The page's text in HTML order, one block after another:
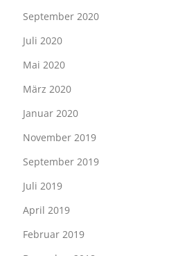
September 2020
Juli 2020
Mai 2020
März 2020
Januar 2020
November 2019
September 2019
Juli 2019
April 2019
Februar 2019